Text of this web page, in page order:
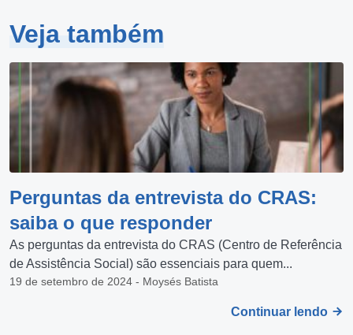
Veja também
Perguntas da entrevista do CRAS:
saiba o que responder
As perguntas da entrevista do CRAS (Centro de Referência
de Assistência Social) são essenciais para quem...
19 de setembro de 2024 - Moysés Batista
Continuar lendo